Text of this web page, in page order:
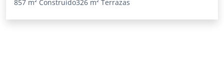
857 m² Construido326 m² Terrazas